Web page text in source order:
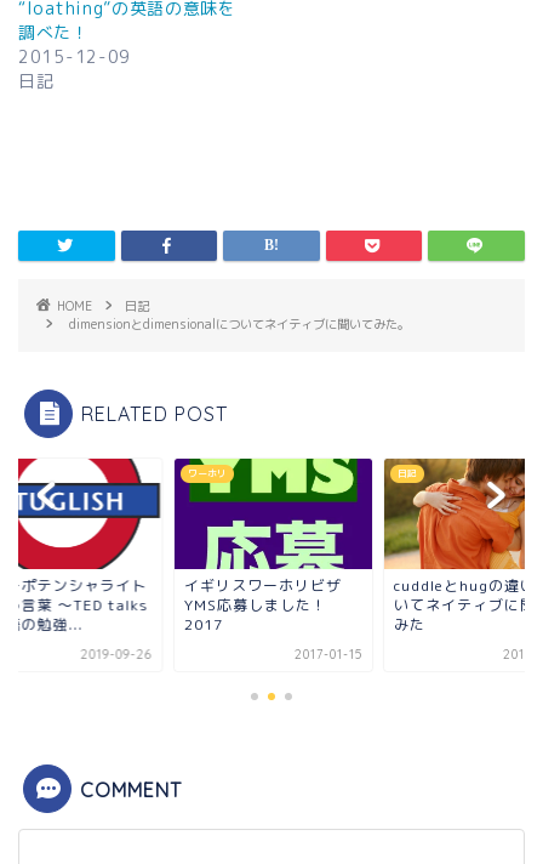
“loathing”の英語の意味を
調べた！
2015-12-09
日記
HOME
日記
dimensionとdimensionalについてネイティブに聞いてみた。
RELATED POST
チポテンシャライト
う言葉 〜TED talks
語の勉強...
2019-09-26
ワーホリ
イギリスワーホリビザ
YMS応募しました！
2017
2017-01-15
日記
cuddleとhugの違い
いてネイティブに聞
みた
2013-
COMMENT